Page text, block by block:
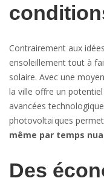
Contrairement aux
ensoleillement tout à
solaire. Avec une
la ville offre un
avancées
photovoltaïques
même par temps
Des